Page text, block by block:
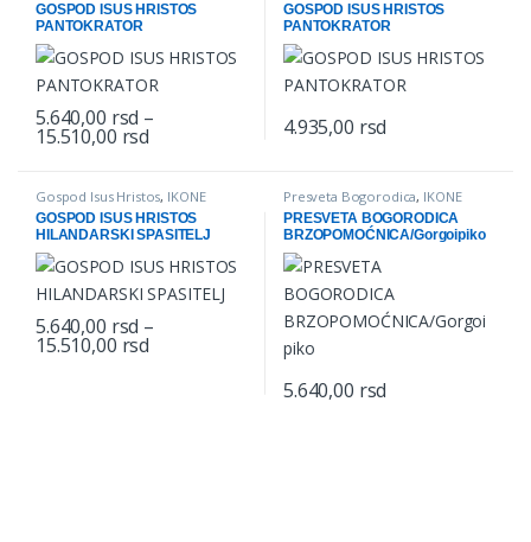
GOSPOD ISUS HRISTOS
PANTOKRATOR
5.640,00 rsd –
15.510,00 rsd Price range: 5.640,00 rsd through 15.510,00
This product has multiple variants. The options may be chosen
GOSPOD ISUS HRISTOS
PANTOKRATOR
4.935,00 rsd
This product has multiple
Gospod Isus Hristos, IKONE
GOSPOD ISUS HRISTOS
HILANDARSKI SPASITELJ
5.640,00 rsd –
15.510,00 rsd Price range: 5.640,00 rsd through 15.510,00
This product has multiple variants. The options may be chosen
Presveta Bogorodica, IKONE
PRESVETA BOGORODICA
BRZOPOMOĆNICA/Gorgoipiko
5.640,00 rsd
This product has multiple